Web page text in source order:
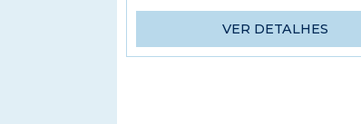
VER DETALHES